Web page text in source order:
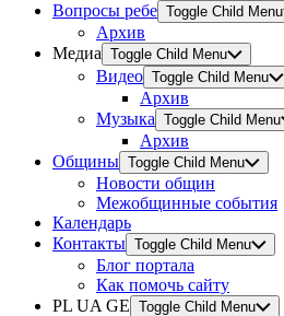
Вопросы ребе Toggle Child Menu
Архив
Медиа Toggle Child Menu
Видео Toggle Child Menu
Архив
Музыка Toggle Child Menu
Архив
Общины Toggle Child Menu
Новости общин
Межобщинные события
Календарь
Контакты Toggle Child Menu
Блог портала
Как помочь сайту
PL UA GE Toggle Child Menu